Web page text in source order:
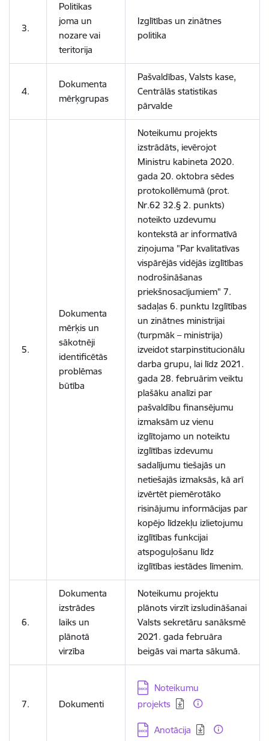
3.
Politikas
joma un
nozare vai
teritorija
Izglītības un zinātnes
politika
4.
Dokumenta
mērķgrupas
Pašvaldības, Valsts kase,
Centrālās statistikas
pārvalde
5.
Dokumenta
mērķis un
sākotnēji
identificētās
problēmas
būtība
Noteikumu projekts
izstrādāts, ievērojot
Ministru kabineta 2020.
gada 20. oktobra sēdes
protokollēmumā (prot.
Nr.62 32.§ 2. punkts)
noteikto uzdevumu
kontekstā ar informatīvā
ziņojuma "Par kvalitatīvas
vispārējās vidējās izglītības
nodrošināšanas
priekšnosacījumiem" 7.
sadaļas 6. punktu Izglītības
un zinātnes ministrijai
(turpmāk – ministrija)
izveidot starpinstitucionālu
darba grupu, lai līdz 2021.
gada 28. februārim veiktu
plašāku analīzi par
pašvaldību finansējumu
izmaksām uz vienu
izglītojamo un noteiktu
izglītības izdevumu
sadalījumu tiešajās un
netiešajās izmaksās, kā arī
izvērtēt piemērotāko
risinājumu informācijas par
kopējo līdzekļu izlietojumu
izglītības funkcijai
atspoguļošanu līdz
izglītības iestādes līmenim.
6.
Dokumenta
izstrādes
laiks un
plānotā
virzība
Noteikumu projektu
plānots virzīt izsludināšanai
Valsts sekretāru sanāksmē
2021. gada februāra
beigās vai marta sākumā.
7. Dokumenti
Lejupielādēt:
Noteikumu
projekts
Lejupielādēt:
Anotācija